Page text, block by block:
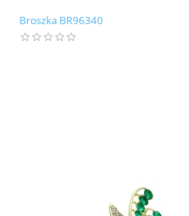
Broszka BR96340